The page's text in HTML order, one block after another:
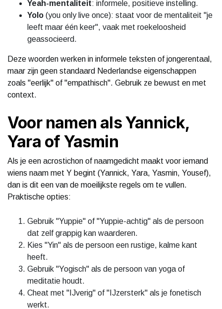
Yeah-mentaliteit: informele, positieve instelling.
Yolo (you only live once): staat voor de mentaliteit "je
leeft maar één keer", vaak met roekeloosheid
geassocieerd.
Deze woorden werken in informele teksten of jongerentaal,
maar zijn geen standaard Nederlandse eigenschappen
zoals "eerlijk" of "empathisch". Gebruik ze bewust en met
context.
Voor namen als Yannick,
Yara of Yasmin
Als je een acrostichon of naamgedicht maakt voor iemand
wiens naam met Y begint (Yannick, Yara, Yasmin, Yousef),
dan is dit een van de moeilijkste regels om te vullen.
Praktische opties:
Gebruik "Yuppie" of "Yuppie-achtig" als de persoon
dat zelf grappig kan waarderen.
Kies "Yin" als de persoon een rustige, kalme kant
heeft.
Gebruik "Yogisch" als de persoon van yoga of
meditatie houdt.
Cheat met "IJverig" of "IJzersterk" als je fonetisch
werkt.